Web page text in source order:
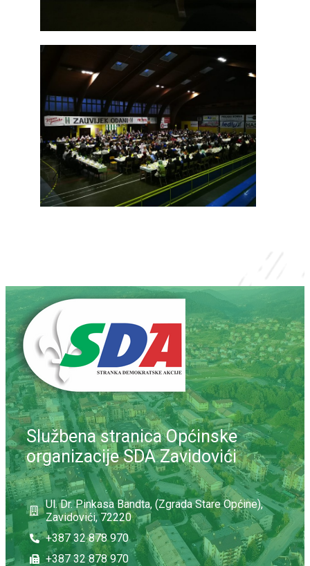
Službena stranica Općinske
organizacije SDA Zavidovići
Ul. Dr. Pinkasa Bandta, (Zgrada Stare Općine),
Zavidovići, 72220
+387 32 878 970
+387 32 878 970